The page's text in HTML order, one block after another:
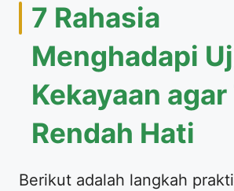
7 Rahasia
Menghadapi
Kekayaan
Rendah Hati
Berikut adalah langkah